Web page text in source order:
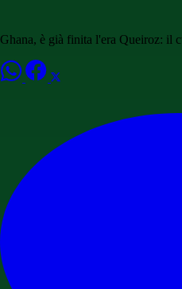
Ghana, è già finita l'era Queiroz: il